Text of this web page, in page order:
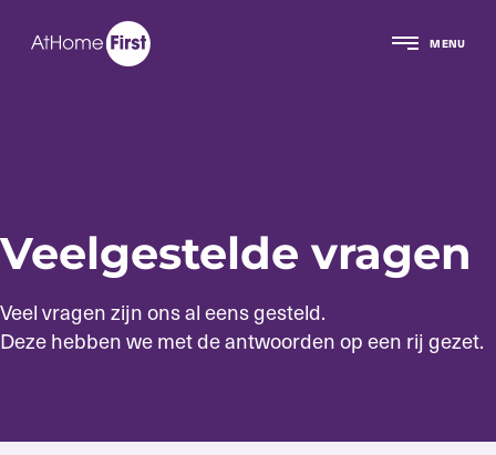
MENU
Veelgestelde vragen
Veel vragen zijn ons al eens gesteld.
Deze hebben we met de antwoorden op een rij gezet.